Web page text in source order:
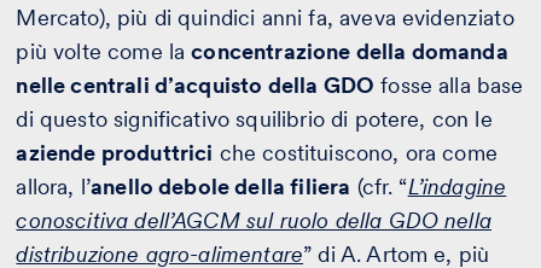
Mercato), più di quindici anni fa, aveva evidenziato
più volte come laconcentrazione della domanda
nelle centrali d’acquisto della GDO fosse alla base
di questo significativo squilibrio di potere, con le
aziende produttrici che costituiscono, ora come
allora, l’anello debole della filiera (cfr. “L’indagine
conoscitiva dell’AGCM sul ruolo della GDO nella
distribuzione agro-alimentare” di A. Artom e, più